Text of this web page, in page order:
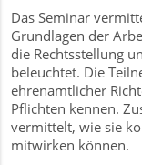
Das Seminar
Grundlagen der
die Rechtsstellung
beleuchtet. Die
ehrenamtlicher
Pflichten kennen.
vermittelt, wie sie
mitwirken können.